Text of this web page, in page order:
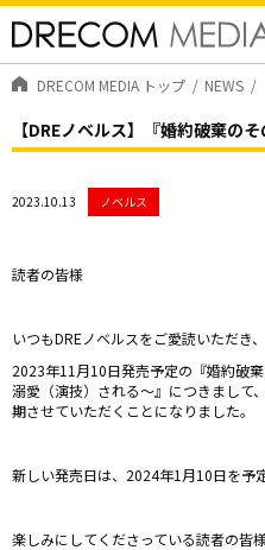
DRECOM MEDIA トップ NEWS
【DREノベルス】『婚約破棄の
2023.10.13 ノベルス
読者の皆様
いつもDREノベルスをご愛読いただき
2023年11月10日発売予定の『婚約破
溺愛（演技）される～』につきまして
期させていただくことになりました。
新しい発売日は、2024年1月10日を予
楽しみにしてくださっている読者の皆